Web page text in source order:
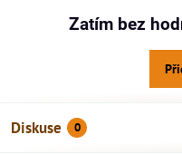
Zatím bez
Diskuse 0